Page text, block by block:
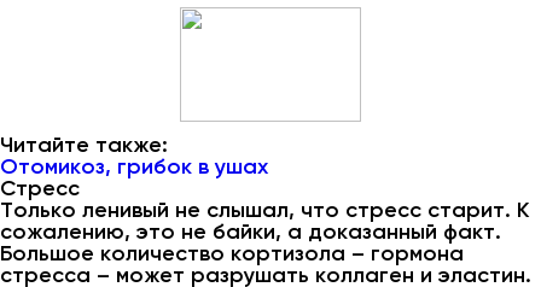
Читайте также:
Отомикоз, грибок в ушах
Стресс
Только ленивый не слышал, что стресс старит. К
сожалению, это не байки, а доказанный факт.
Большое количество кортизола – гормона
стресса – может разрушать коллаген и эластин.